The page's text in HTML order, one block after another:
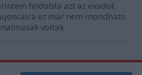
feldobta azt az evadot.
ez mar nem mondhato
voltak.